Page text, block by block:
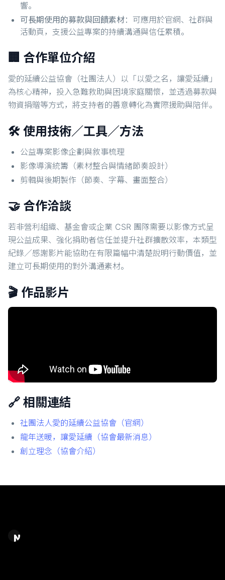
響。
可長期使用的募款與回饋素材：可應用於官網、社群與
活動頁，支援公益專案的持續溝通與信任累積。
🏢 合作單位介紹
愛的延續公益協會（社團法人）以「以愛之名，讓愛延續」
為核心精神，投入急難救助與困境家庭關懷，並透過募款與
物資捐贈等方式，將支持者的善意轉化為實際援助與陪伴。
🛠️ 使用技術／工具／方法
公益專案影像企劃與敘事梳理
影像導演統籌（素材整合與情緒節奏設計）
剪輯與後期製作（節奏、字幕、畫面整合）
🤝 合作洽談
若非營利組織、基金會或企業 CSR 團隊需要以影像方式呈
現公益成果、強化捐助者信任並提升社群擴散效率，本類型
紀錄／感謝影片能協助在有限篇幅中清楚說明行動價值，並
建立可長期使用的對外溝通素材。
🎬 作品影片
🔗 相關連結
社團法人愛的延續公益協會（官網）
龍年送暖，讓愛延續（協會最新消息）
創立理念（協會介紹）